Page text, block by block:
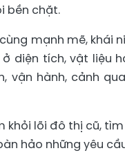
bền chặt.
mạnh mẽ, khái
diện tích, vật liệu
vận hành, cảnh
khỏi lõi đô thị cũ,
hảo những yêu